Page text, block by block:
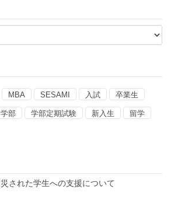
MBA SESAMI 入試 卒業生
学部 学部定期試験 新入生 留学
された学生への支援について